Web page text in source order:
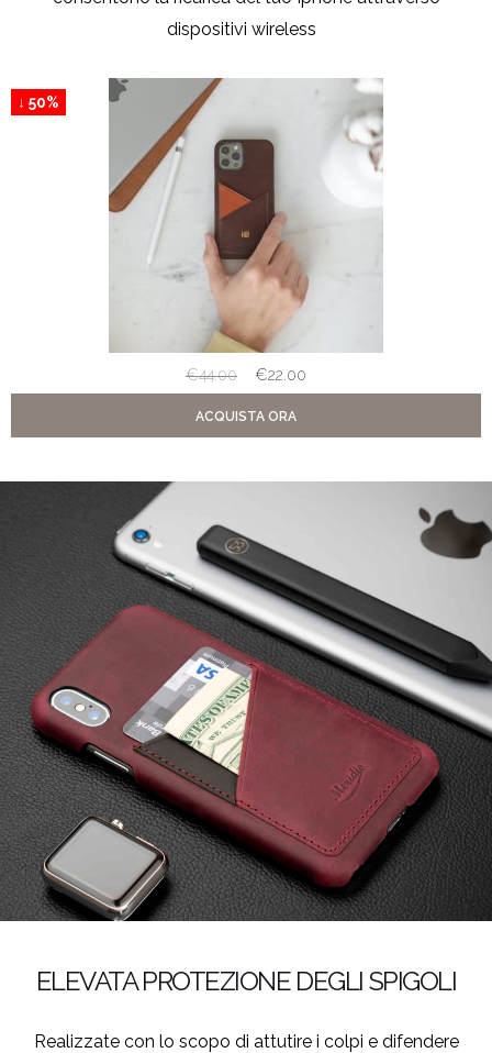
dispositivi wireless
↓ 50%
€44.00 €22.00
ACQUISTA ORA
ELEVATA PROTEZIONE DEGLI SPIGOLI
Realizzate con lo scopo di attutire i colpi e difendere